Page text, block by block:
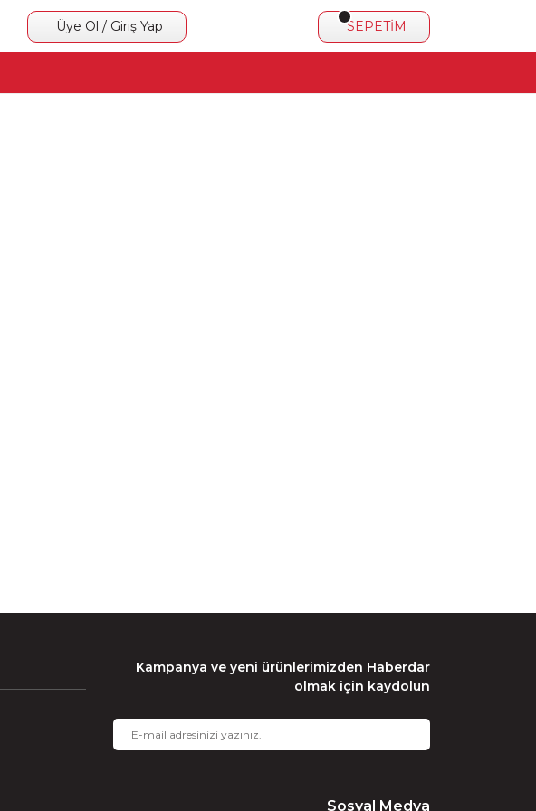
Üye Ol / Giriş Yap SEPETİM
Kampanya ve yeni ürünlerimizden Haberdar
olmak için kaydolun
Sosyal Medya